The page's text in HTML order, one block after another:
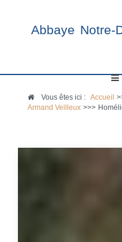
Abbaye Notre-
Vous êtes ici :Accueil
Armand Veilleux >>>